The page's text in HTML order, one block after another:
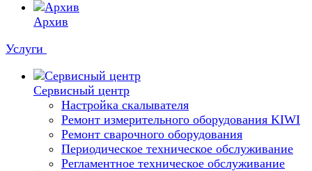
Архив
Услуги
Сервисный центр
Настройка скалывателя
Ремонт измерительного оборудования KIWI
Ремонт сварочного оборудования
Периодическое техническое обслуживание
Регламентное техническое обслуживание